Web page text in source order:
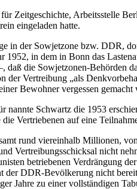
Zeitgeschichte, Arbeitsstelle
eingeladen hatte.
in der Sowjetzone bzw. DDR,
in dem in Bonn das
daß die Sowjetzonen-
der Vertreibung „als
Bewohner vergessen gemacht
nannte Schwartz die 1953
Vertriebenen auf eine
rund viereinhalb Millionen,
Vertreibungsschicksal nicht
betriebenen Verdrängung
der DDR-Bevölkerung nicht
Jahre zu einer vollständigen